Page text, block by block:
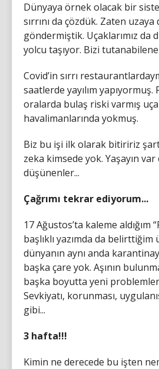
Dünyaya örnek olacak bir
sırrını da çözdük. Zaten
göndermiştik. Uçaklarımız da
yolcu taşıyor. Bizi
Covid’in sırrı
saatlerde yayılım yapıyormuş.
oralarda bulaş riski varmış
havalimanlarında yokmuş.
Biz bu işi ilk olarak bitiririz
zeka kimsede yok. Yaşayın
düşünenler...
Çağrımı tekrar ediyorum...
17 Ağustos’ta kaleme aldığım
başlıklı yazımda da belirttiğim
dünyanın aynı anda
başka çare yok. Aşının
başka boyutta yeni
Sevkiyatı, korunması,
gibi...
3 hafta!!!
Kimin ne derecede bu işten